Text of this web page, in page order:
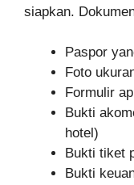
siapkan.
Paspor
Foto
Formulir
Bukti
hotel)
Bukti tiket
Bukti